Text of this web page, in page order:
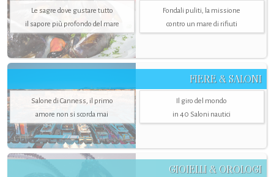
Le sagre dove gustare tutto
il sapore più profondo del mare
Fondali puliti, la missione
contro un mare di rifiuti
FIERE & SALONI
Salone di Canness, il primo
amore non si scorda mai
Il giro del mondo
in 40 Saloni nautici
GIOIELLI & OROLOGI